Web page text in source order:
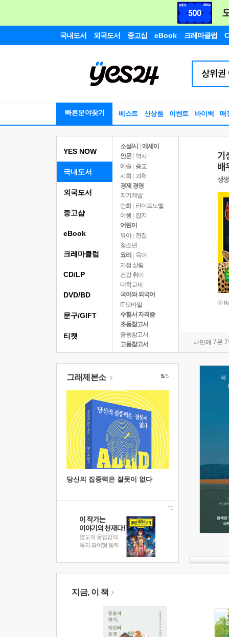
국내도서 외국도서 중고샵 eBook 크레마클럽
빠른분야찾기 베스트 신상품 이벤트 바이백 매
YES NOW
국내도서
소설/시
에세이
인문
역사
예술 | 종교
사회 | 과학
경제 경영
자기계발
만화 | 라이트노벨
여행
잡지
어린이
유아 | 전집
청소년
요리
육아
가정 살림
건강 취미
대학교재
국어와 외국어
IT 모바일
수험서 자격증
초등참고서
중등참고서
고등참고서
나민애 7문
외국도서
중고샵
eBook
크레마클럽
CD/LP
DVD/BD
문구/GIFT
티켓
그래제본소
당신의 집중력은 잘못이 없다
5/5
지금, 이 책